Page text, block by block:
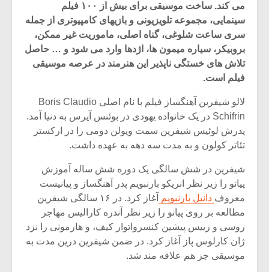
می کند. ساخت موسیقی برای بیش از ۱۰۰ فیلم
سینمایی، مجموعه تلویزیونی و بازیهای کامپیوتری از جمله
سری ساعت شلوغی، گناه اصلی، ماموریت غیر ممکن،
بروبیکر، سیاره میمون ها، اژدها وارد می شود و … حاصل
تلاش های خستگی ناپذیر این هنرمند در عرصه موسیقی
فیلم است.
لالو شیفرین آهنگساز فیلم با نام اصلی Boris Claudio
Schifrin در یک خانواده یهودی در بوئنس آیرس به دنیا آمد.
پدرش لوئیس شیفرین سمت ویولن دومی را در ارکستر
تئاتر کولون و به مدت سه دهه به عهده داشت.
شیفرین در شش سالگی یک دوره شش ساله آموزش
پیانو را زیر نظر انریکو بارنبویم پدر آهنگساز و پیانیست
معروف دانیل بارنبویم
آغاز کرد. در ۱۶ سالگی شیفرین
مطالعه بر روی پیانو را زیر نظر آندره کارالیس مهاجر
روسی و رییس پیشین کنسرواتوار کیف، و هارمونی را نزد
ژان کارلوس پاز آغاز کرد. در ضمن شیفرین درین مدت به
موسیقی جز هم علاقه مند شد.
میکلوش روژا
یادداشتی بر موسیقی
متن فیلم «متری
دوره